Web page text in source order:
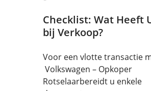
Checklist: Wat Heeft
bij Verkoop?
Voor een vlotte transactie
Volkswagen – Opkoper
Rotselaarbereidt u enkele